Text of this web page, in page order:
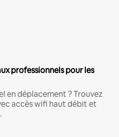
professionnels pour les
en déplacement ? Trouvez
accès wifi haut débit et